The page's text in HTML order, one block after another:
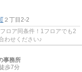
２丁目2-2
ロア同条件！1フロアでも2
わせください♪
事務所
歩7分